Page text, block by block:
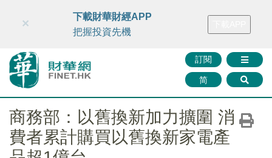
財華智庫網 FINTV FINMETA 財華證券 媒體矩陣
訂閱
简
×
下載財華財經APP
把握投資先機
商務部：以舊換新加力擴圍 消
費者累計購買以舊換新家電產